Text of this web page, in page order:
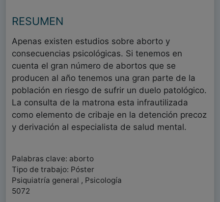
RESUMEN
Apenas existen estudios sobre aborto y
consecuencias psicológicas. Si tenemos en
cuenta el gran número de abortos que se
producen al año tenemos una gran parte de la
población en riesgo de sufrir un duelo patológico.
La consulta de la matrona esta infrautilizada
como elemento de cribaje en la detención precoz
y derivación al especialista de salud mental.
Palabras clave: aborto
Tipo de trabajo: Póster
Psiquiatría general , Psicología
5072